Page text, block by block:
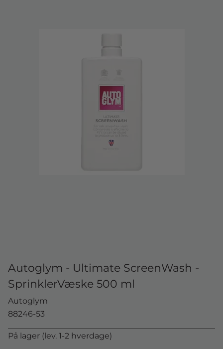
Autoglym - Ultimate ScreenWash -
SprinklerVæske 500 ml
Autoglym
88246-53
På lager (lev. 1-2 hverdage)